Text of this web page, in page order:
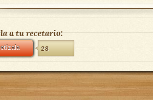
a tu recetario:
28